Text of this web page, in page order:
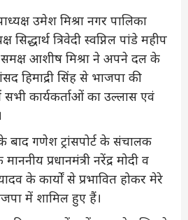
उमेश मिश्रा नगर पालिका
त्रिवेदी स्वप्निल पांडे महीप
समक्ष आशीष मिश्रा ने अपने दल के
हिमाद्री सिंह से भाजपा की
सभी कार्यकर्ताओं का उल्लास एवं
बाद गणेश ट्रांसपोर्ट के संचालक
प्रधानमंत्री नरेंद्र मोदी व
के कार्यों से प्रभावित होकर मेरे
में शामिल हुए हैं।